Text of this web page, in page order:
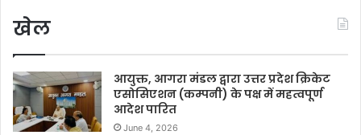
खेल
आयुक्त, आगरा मंडल द्वारा उत्तर प्रदेश क्रिकेट
एसोसिएशन (कम्पनी) के पक्ष में महत्वपूर्ण
आदेश पारित
June 4, 2026